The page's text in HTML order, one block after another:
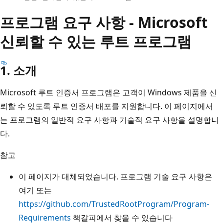
프로그램 요구 사항 - Microsoft
신뢰할 수 있는 루트 프로그램
1. 소개
Microsoft 루트 인증서 프로그램은 고객이 Windows 제품을 신
뢰할 수 있도록 루트 인증서 배포를 지원합니다. 이 페이지에서
는 프로그램의 일반적 요구 사항과 기술적 요구 사항을 설명합니
다.
참고
이 페이지가 대체되었습니다. 프로그램 기술 요구 사항은
여기 또는
https://github.com/TrustedRootProgram/Program-
Requirements 책갈피에서 찾을 수 있습니다